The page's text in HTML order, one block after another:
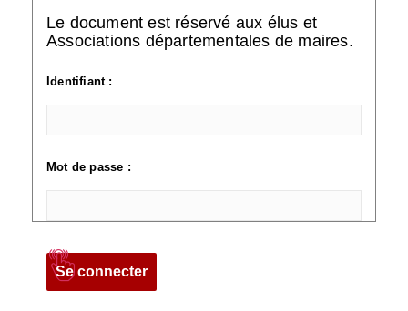
Le document est réservé aux élus et
Associations départementales de maires.
Identifiant :
Mot de passe :